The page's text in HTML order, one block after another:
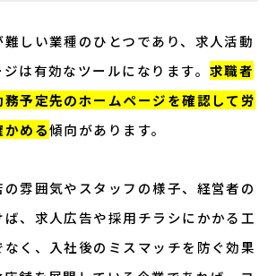
しい業種のひとつであり、求人活動
は有効なツールになります。求職者
予定先のホームページを確認して労
める傾向があります。
雰囲気やスタッフの様子、経営者の
、求人広告や採用チラシにかかる工
く、入社後のミスマッチを防ぐ効果